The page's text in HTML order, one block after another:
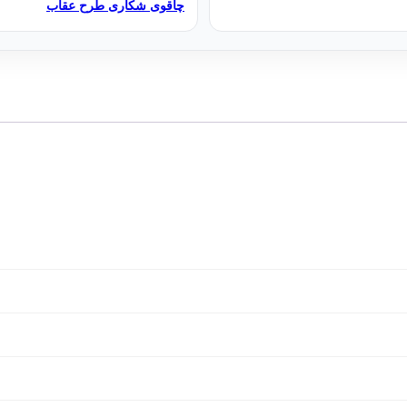
چاقوی شکاری طرح عقاب